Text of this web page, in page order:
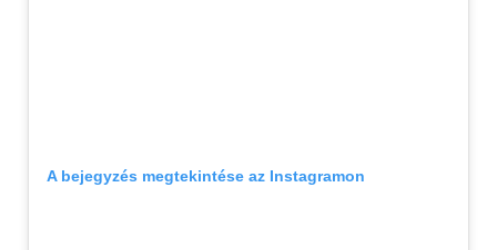
A bejegyzés megtekintése az Instagramon